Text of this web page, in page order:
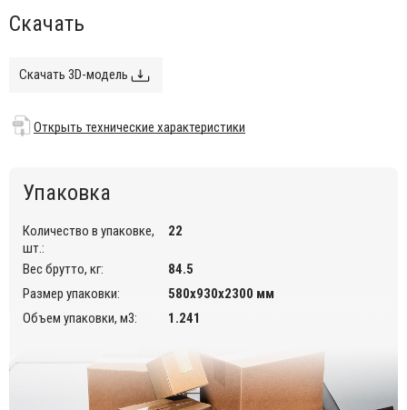
Особенности:
упрочненного стекловолокном;
штабелируемое - занимает минимум места при хранении;
градусов.
Скачать
Скачать 3D-модель
Открыть технические характеристики
Упаковка
Количество в упаковке,
шт.:
22
Вес брутто, кг:
84.5
Размер упаковки:
580х930х2300 мм
Объем упаковки, м3:
1.241